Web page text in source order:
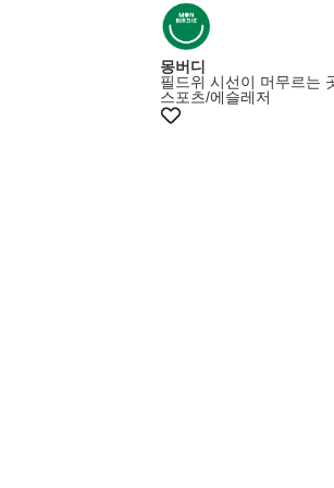
몽버디
필드위 시선이 머무르는
스포츠/에슬레저